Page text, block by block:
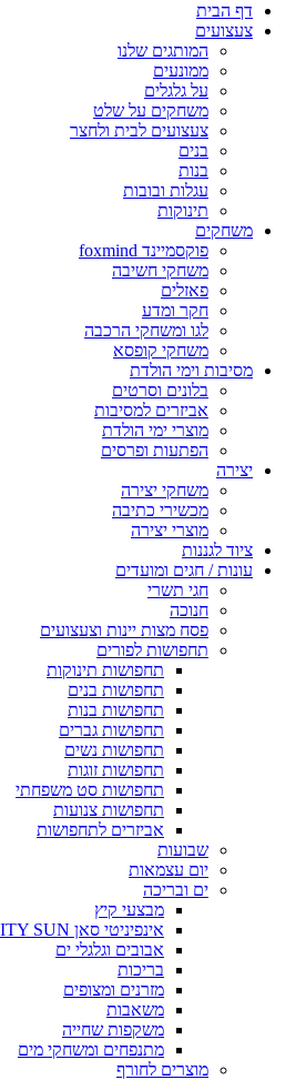
דף הבית
צעצועים
המותגים שלנו
ממונעים
על גלגלים
משחקים על שלט
צעצועים לבית ולחצר
בנים
בנות
עגלות ובובות
תינוקות
משחקים
פוקסמיינד foxmind
משחקי חשיבה
פאזלים
חקר ומדע
לגו ומשחקי הרכבה
משחקי קופסא
מסיבות וימי הולדת
בלונים וסרטים
אביזרים למסיבות
מוצרי ימי הולדת
הפתעות ופרסים
יצירה
משחקי יצירה
מכשירי כתיבה
מוצרי יצירה
ציוד לגננות
עונות / חגים ומועדים
חגי תשרי
חנוכה
פסח מצות יינות וצעצועים
תחפושות לפורים
תחפושות תינוקות
תחפושות בנים
תחפושות בנות
תחפושות גברים
תחפושות נשים
תחפושות זוגות
תחפושות סט משפחתי
תחפושות צנועות
אביזרים לתחפושות
שבועות
יום עצמאות
ים ובריכה
מבצעי קיץ
אינפיניטי סאן INFINITY SUN
אבובים וגלגלי ים
בריכות
מזרנים ומצופים
משאבות
משקפות שחייה
מתנפחים ומשחקי מים
מוצרים לחורף